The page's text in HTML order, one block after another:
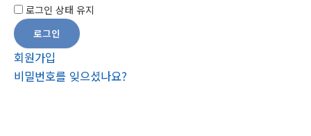
로그인 상태 유지
회원가입
비밀번호를 잊으셨나요?